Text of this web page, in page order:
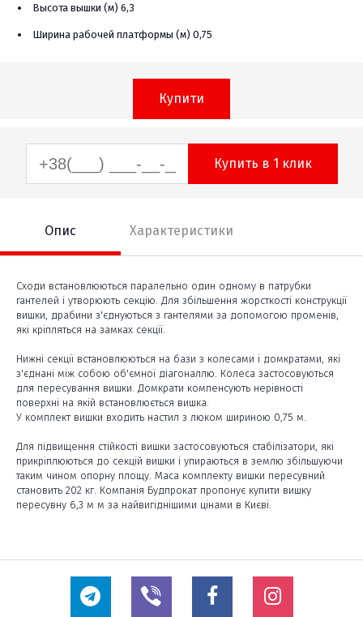
Высота вышки (м) 6,3
Ширина рабочей платформы (м) 0,75
Купити
Купить в 1 клик
Опис Характеристики
Сходи встановлюються паралельно один одному в патрубки
гантелей і утворюють секцію. Для збільшення жорсткості конструкції
вишки, драбини з'єднуються з гантелями за допомогою променів,
які кріпляться на замках секції.
Нижні секції встановлюються на бази з колесами і домкратами, які
з'єднані між собою об'ємної діагоналлю. Колеса застосовуються
для пересування вишки. Домкрати компенсують нерівності
поверхні на якій встановлюється вишка.
У комплект вишки входить настил з люком шириною 0,75 м.
Для підвищення стійкості вишки застосовуються стабілізатори, які
прикріплюються до секцій вишки і упираються в землю збільшуючи
таким чином опорну площу. Маса комплекту вишки пересувний
становить 202 кг. Компанія Будпрокат пропонує купити вишку
пересувну 6,3 м м за найвигіднішими цінами в Києві.
Довжина робочої платформи (м)